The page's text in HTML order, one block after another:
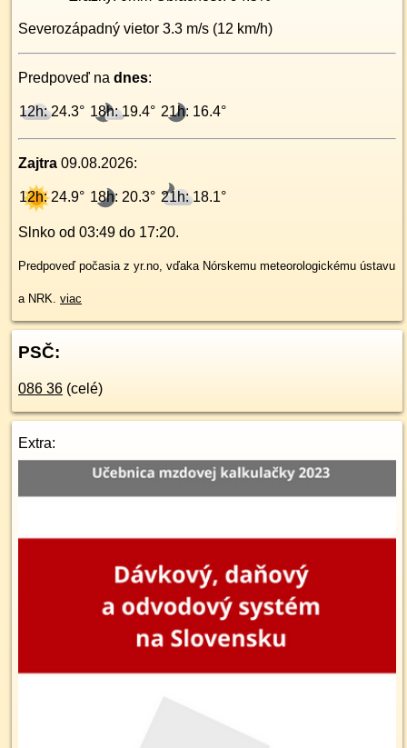
Severozápadný vietor 3.3 m/s (12 km/h)
Predpoveď na dnes:
12h: 24.3° 18h: 19.4° 21h: 16.4°
Zajtra 09.08.2026:
12h: 24.9° 18h: 20.3° 21h: 18.1°
Slnko od 03:49 do 17:20.
Predpoveď počasia z yr.no, vďaka Nórskemu meteorologickému ústavu
a NRK. viac
PSČ:
086 36 (celé)
Extra: